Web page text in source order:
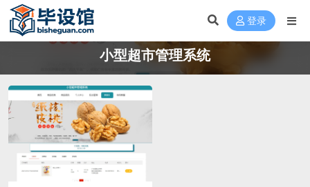
登录
小型超市管理系统